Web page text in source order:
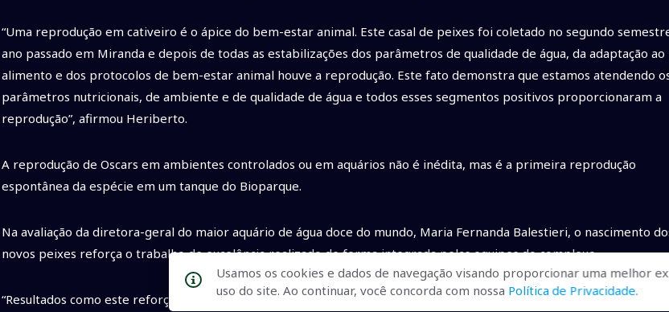
“Uma reprodução em cativeiro é o ápice do bem-estar animal. Este casal de peixes foi coletado no segundo
ano passado em Miranda e depois de todas as estabilizações dos parâmetros de qualidade de água, da adaptação ao
alimento e dos protocolos de bem-estar animal houve a reprodução. Este fato demonstra que estamos atendendo
parâmetros nutricionais, de ambiente e de qualidade de água e todos esses segmentos positivos proporcionaram a
reprodução”, afirmou Heriberto.
A reprodução de Oscars em ambientes controlados ou em aquários não é inédita, mas é a primeira reprodução
espontânea da espécie em um tanque do Bioparque.
Na avaliação da diretora-geral do maior aquário de água doce do mundo, Maria Fernanda Balestieri, o nascimento
novos peixes reforça o trabalho de excelência realizado de forma integrada pelas equipes do complexo.
“Resultados como este reforçam o comprometimento dos profissionais que integram as equipes envolvidas. O
Usamos os cookies e dados de navegação visando proporcionar uma melhor
uso do site. Ao continuar, você concorda com nossa Política de Privacidade.